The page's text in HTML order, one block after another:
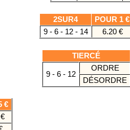
2SUR4 POUR 1 €
9 - 6 - 12 - 14
6.20 €
TIERCÉ
9 - 6 - 12
ORDRE
DÉSORDRE
€